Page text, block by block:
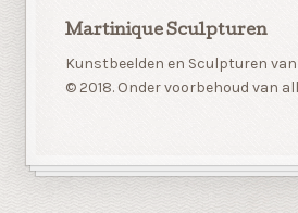
Martinique Sculpturen
Kunstbeelden en Sculpturen
© 2018. Onder voorbehoud van